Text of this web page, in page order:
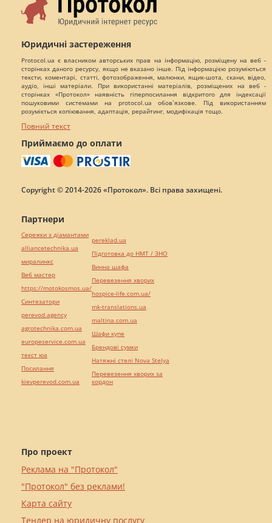
Юридичні застереження
Protocol.ua є власником авторських прав на інформацію, розміщену на веб -
сторінках даного ресурсу, якщо не вказано інше. Під інформацією розуміються
тексти, коментарі, статті, фотозображення, малюнки, ящик-шота, скани, відео,
аудіо, інші матеріали. При використанні матеріалів, розміщених на веб -
сторінках «Протокол» наявність гіперпосилання відкритого для індексації
пошуковими системами на protocol.ua обов`язкове. Під використанням
розуміється копіювання, адаптація, рерайтинг, модифікація тощо.
Повний текст
Приймаємо до оплати
Copyright © 2014-2026 «Протокол». Всі права захищені.
Про проект
Реклама на "Протокол"
"Протокол" без реклами!
Карта сайту
Тендер на юридичну послугу
Партнери
Сережки з діамантами
alliancetechnika.ua
миралинкс
Веб мастер
https://motokosmos.ua/
Синтезатори
perevod.agency
agrotechnika.com.ua
europeservice.com.ua
текст юа
Посилання
kievperevod.com.ua
pereklad.ua
Підготовка до НМТ / ЗНО
Винна шафа
Перевезення хворих
hospice-life.com.ua/
mk-translations.ua
maltina.com.ua
Шафи купе
Брендові сумки
Натяжні стелі Nova Stelya
Перевезення хворих за
кордон